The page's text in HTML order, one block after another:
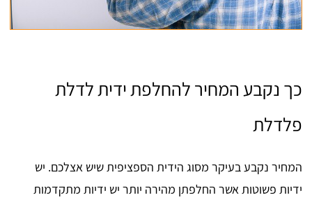
כך נקבע המחיר להחלפת ידית לדלת
פלדלת
המחיר נקבע בעיקר מסוג הידית הספציפית שיש אצלכם. יש
ידיות פשוטות אשר החלפתן מהירה יותר יש ידיות מתקדמות